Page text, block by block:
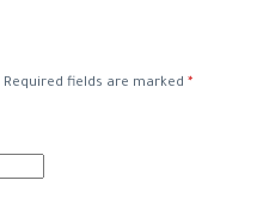
Required fields are marked *